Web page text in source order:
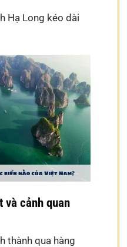
Hạ Long kéo dài
cảnh quan
thành qua hàng